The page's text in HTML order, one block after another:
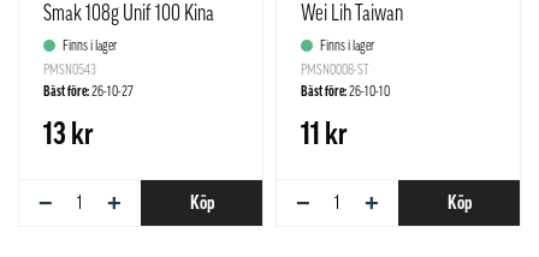
Smak 108g Unif 100 Kina
Finns i lager
PMSN0543
Bäst före:26-10-27
13 kr
− + Köp
Wei Lih Taiwan
Finns i lager
PMSN0008-ST
Bäst före:26-10-10
11 kr
− + Köp